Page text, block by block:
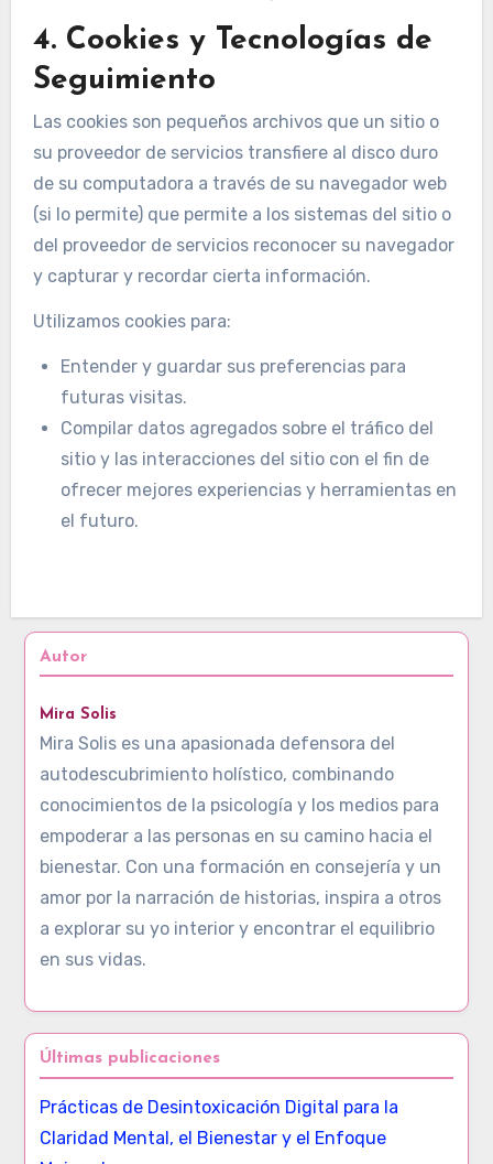
4. Cookies y Tecnologías de
Seguimiento
Las cookies son pequeños archivos que un sitio o
su proveedor de servicios transfiere al disco duro
de su computadora a través de su navegador web
(si lo permite) que permite a los sistemas del sitio o
del proveedor de servicios reconocer su navegador
y capturar y recordar cierta información.
Utilizamos cookies para:
Entender y guardar sus preferencias para
futuras visitas.
Compilar datos agregados sobre el tráfico del
sitio y las interacciones del sitio con el fin de
ofrecer mejores experiencias y herramientas en
el futuro.
Autor
Mira Solis
Mira Solis es una apasionada defensora del
autodescubrimiento holístico, combinando
conocimientos de la psicología y los medios para
empoderar a las personas en su camino hacia el
bienestar. Con una formación en consejería y un
amor por la narración de historias, inspira a otros
a explorar su yo interior y encontrar el equilibrio
en sus vidas.
Últimas publicaciones
Prácticas de Desintoxicación Digital para la
Claridad Mental, el Bienestar y el Enfoque